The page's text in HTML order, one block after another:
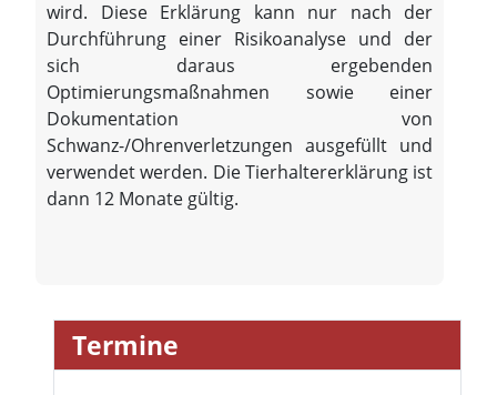
wird. Diese Erklärung kann nur nach der
Durchführung einer Risikoanalyse und der
sich daraus ergebenden
Optimierungsmaßnahmen sowie einer
Dokumentation von
Schwanz-/Ohrenverletzungen ausgefüllt und
verwendet werden. Die Tierhaltererklärung ist
dann 12 Monate gültig.
Termine